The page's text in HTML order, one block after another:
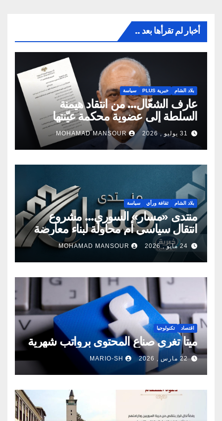
أخبار لم تقرأها بعد ..
بلاد الشام خبرية PLUS سياسة
عارف الشعّال… من انتقاد هيمنة
السلطة إلى عضوية محكمة عيّنتها
السلطة
31 يوليو , 2026 MOHAMAD MANSOUR
بلاد الشام ثقافة ورأي سياسة
منتدى «مسار» السوري… مشروع
انتقال سياسي أم محاولة لبناء معارضة
جديدة؟
24 مايو , 2026 MOHAMAD MANSOUR
اقتصاد تكنولوجيا
ميتا تغري صناع المحتوى برواتب شهرية
22 مارس , 2026 MARIO-SH